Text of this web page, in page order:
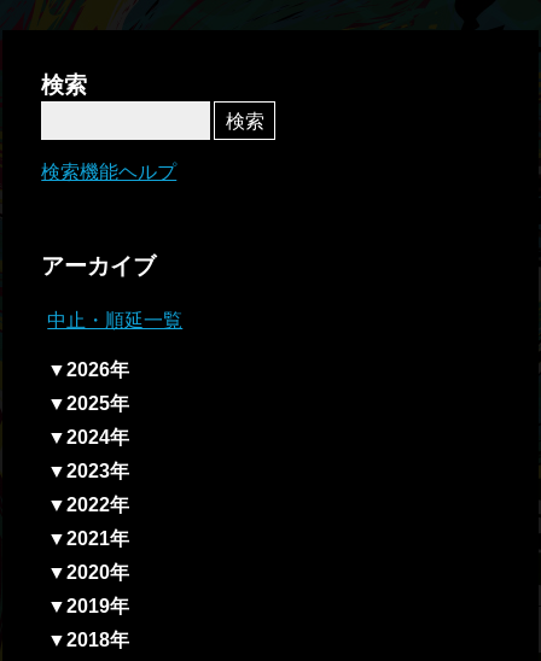
検索
検索機能ヘルプ
アーカイブ
中止・順延一覧
▼2026年
▼2025年
▼2024年
▼2023年
▼2022年
▼2021年
▼2020年
▼2019年
▼2018年